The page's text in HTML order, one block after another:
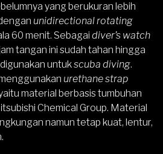
yang berukuran lebih
unidirectional rotating
60 menit. Sebagai diver’s watch
tangan ini sudah tahan hingga
untukscuba diving.
urethane strap
material berbasis tumbuhan
Chemical Group. Material
namun tetap kuat, lentur,